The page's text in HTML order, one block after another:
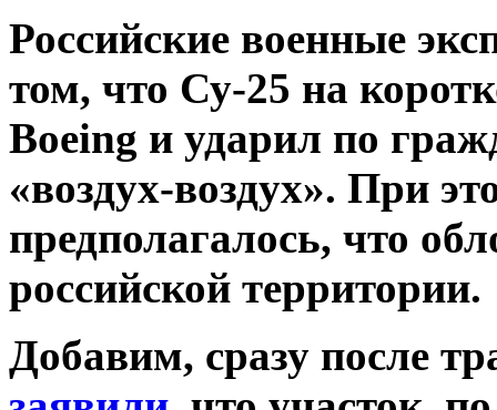
Российские военные
том, что Су-25 на
Boeing и ударил по
«воздух-воздух». При
предполагалось, что
российской территории.
Добавим, сразу после